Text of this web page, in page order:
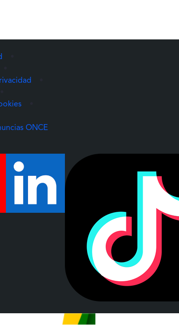
ONCE(Abre una nueva ventana)